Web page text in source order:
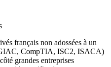
français non adossées à un
CompTIA, ISC2, ISACA)
côté grandes entreprises